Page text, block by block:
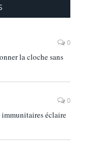
0
la cloche sans
0
immunitaires éclaire